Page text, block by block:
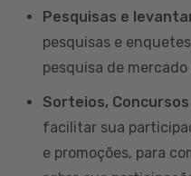
Pesquisas e
pesquisas e
pesquisa de
Sorteios,
facilitar sua
e promoções, para